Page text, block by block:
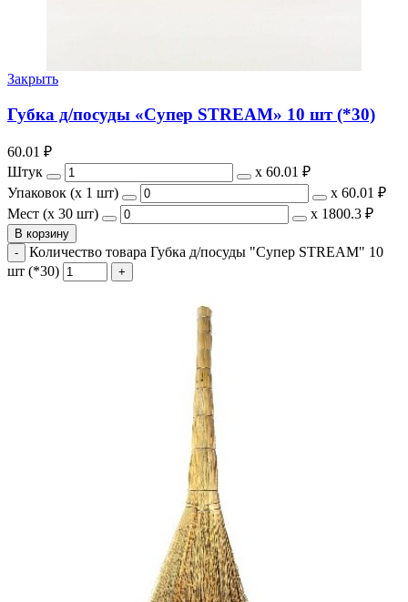
Закрыть
Губка д/посуды «Супер STREAM» 10 шт (*30)
60.01 ₽
Штук
х 60.01 ₽
Упаковок (x 1 шт)
х 60.01 ₽
Мест (x 30 шт)
х 1800.3 ₽
В корзину
Количество товара Губка д/посуды "Супер STREAM" 10
шт (*30)